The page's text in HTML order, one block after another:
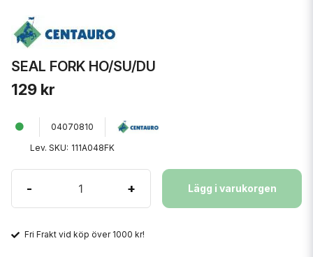
SEAL FORK HO/SU/DU
129 kr
04070810
Lev. SKU: 111A048FK
- + Lägg i varukorgen
Fri Frakt vid köp över 1000 kr!